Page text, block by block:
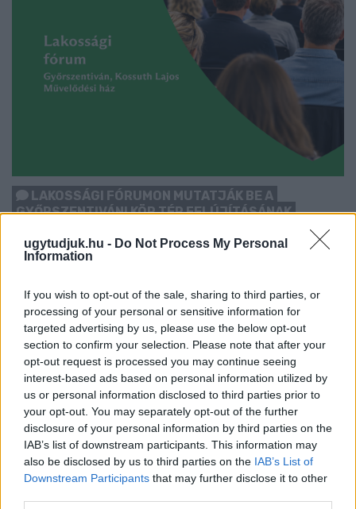
ugytudjuk.hu - Do Not Process My Personal
Information
If you wish to opt-out of the sale, sharing to third parties, or
processing of your personal or sensitive information for
targeted advertising by us, please use the below opt-out
section to confirm your selection. Please note that after your
opt-out request is processed you may continue seeing
interest-based ads based on personal information utilized by
us or personal information disclosed to third parties prior to
your opt-out. You may separately opt-out of the further
disclosure of your personal information by third parties on the
IAB’s list of downstream participants. This information may
also be disclosed by us to third parties on the IAB’s List of
Downstream Participants that may further disclose it to other
LAKOSSÁGI FÓRUMON MUTATJÁK BE A
GYŐRSZENTIVÁNI KÖR TÉR FELÚJÍTÁSÁNAK
Augusztus 6-án a beruházás ütemezéséről és az új kerékpárút
Szólj hozzá!